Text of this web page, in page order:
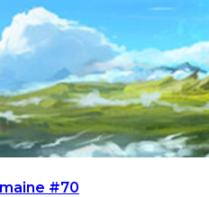
#70